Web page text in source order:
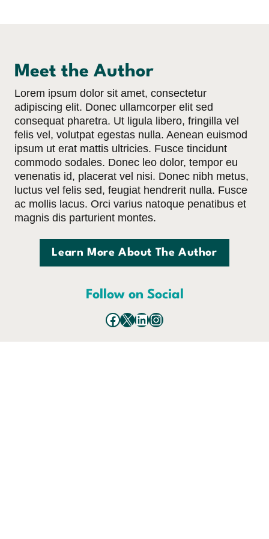
Meet the Author
Lorem ipsum dolor sit amet, consectetur
adipiscing elit. Donec ullamcorper elit sed
consequat pharetra. Ut ligula libero, fringilla vel
felis vel, volutpat egestas nulla. Aenean euismod
ipsum ut erat mattis ultricies. Fusce tincidunt
commodo sodales. Donec leo dolor, tempor eu
venenatis id, placerat vel nisi. Donec nibh metus,
luctus vel felis sed, feugiat hendrerit nulla. Fusce
ac mollis lacus. Orci varius natoque penatibus et
magnis dis parturient montes.
Learn More About The Author
Follow on Social
Facebook X LinkedIn Instagram